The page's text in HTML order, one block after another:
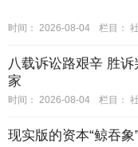
时间： 2026-08-04 栏目：
八载诉讼路艰辛 胜
家
时间： 2026-08-04 栏目：
现实版的资本“鲸吞